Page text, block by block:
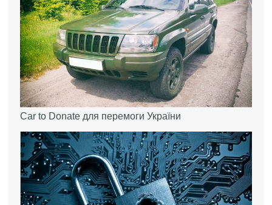
Car to Donate для перемоги України